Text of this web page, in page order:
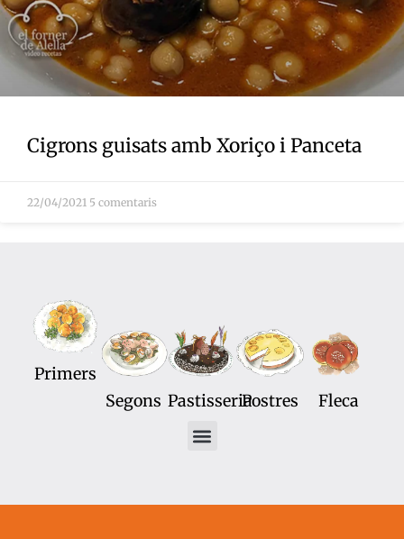
Cigrons guisats amb Xoriço i Panceta
22/04/2021 5 comentaris
Primers
Segons PastisseriaPostres Fleca